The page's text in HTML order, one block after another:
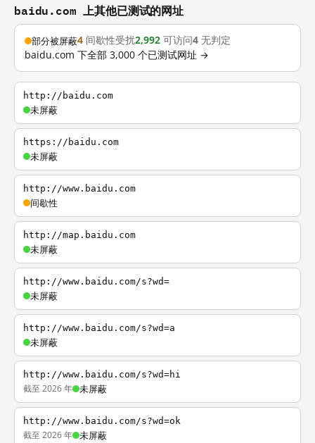
baidu.com 上其他已测试的网址
部分被屏蔽4 间歇性受扰2,992 可访问4 无判定
baidu.com 下全部 3,000 个已测试网址 →
http://baidu.com
未屏蔽
https://baidu.com
未屏蔽
http://www.baidu.com
间歇性
http://map.baidu.com
未屏蔽
http://www.baidu.com/s?wd=
未屏蔽
http://www.baidu.com/s?wd=a
未屏蔽
http://www.baidu.com/s?wd=hi
截至 2026 年 未屏蔽
http://www.baidu.com/s?wd=ok
截至 2026 年 未屏蔽